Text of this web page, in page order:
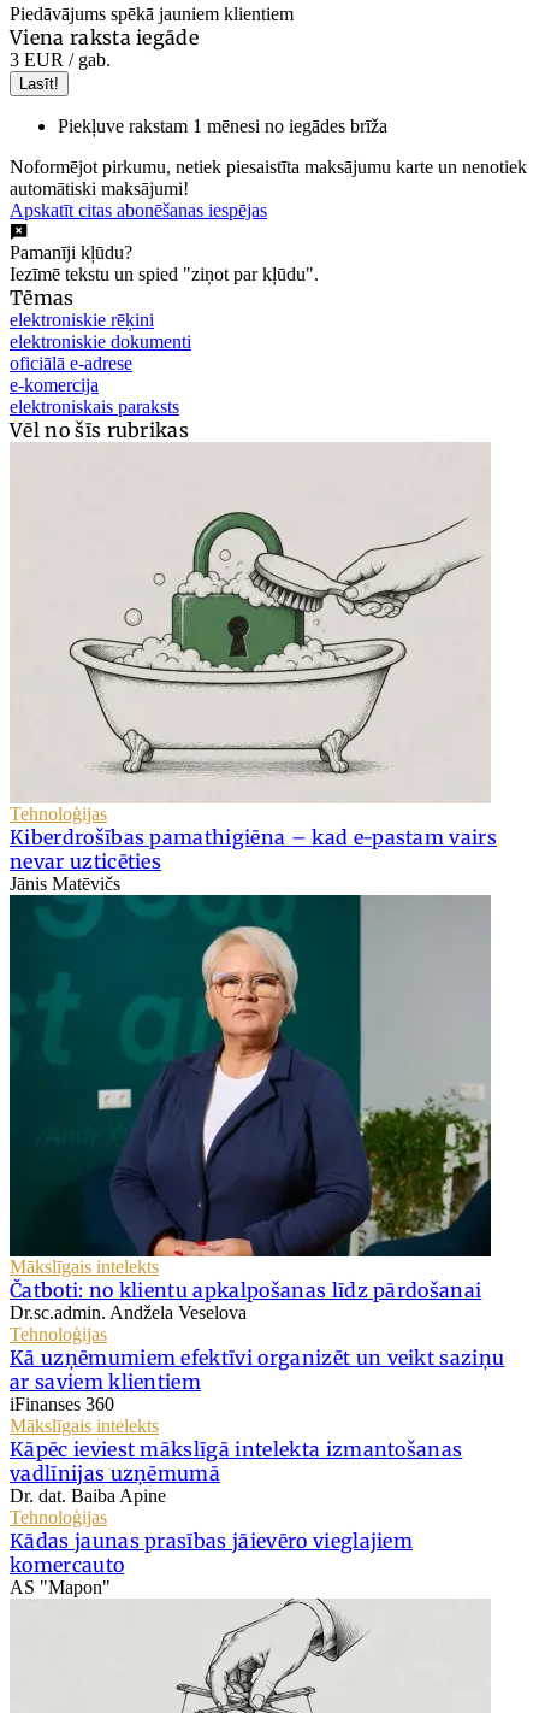
Piedāvājums spēkā jauniem klientiem
Viena raksta iegāde
3 EUR / gab.
Lasīt!
Piekļuve rakstam 1 mēnesi no iegādes brīža
Noformējot pirkumu, netiek piesaistīta maksājumu karte un nenotiek
automātiski maksājumi!
Apskatīt citas abonēšanas iespējas
Pamanīji kļūdu?
Iezīmē tekstu un spied "ziņot par kļūdu".
Tēmas
elektroniskie rēķini
elektroniskie dokumenti
oficiālā e-adrese
e-komercija
elektroniskais paraksts
Vēl no šīs rubrikas
Tehnoloģijas
Kiberdrošības pamathigiēna – kad e-pastam vairs
nevar uzticēties
Jānis Matēvičs
Mākslīgais intelekts
Čatboti: no klientu apkalpošanas līdz pārdošanai
Dr.sc.admin. Andžela Veselova
Tehnoloģijas
Kā uzņēmumiem efektīvi organizēt un veikt saziņu
ar saviem klientiem
iFinanses 360
Mākslīgais intelekts
Kāpēc ieviest mākslīgā intelekta izmantošanas
vadlīnijas uzņēmumā
Dr. dat. Baiba Apine
Tehnoloģijas
Kādas jaunas prasības jāievēro vieglajiem
komercauto
AS "Mapon"